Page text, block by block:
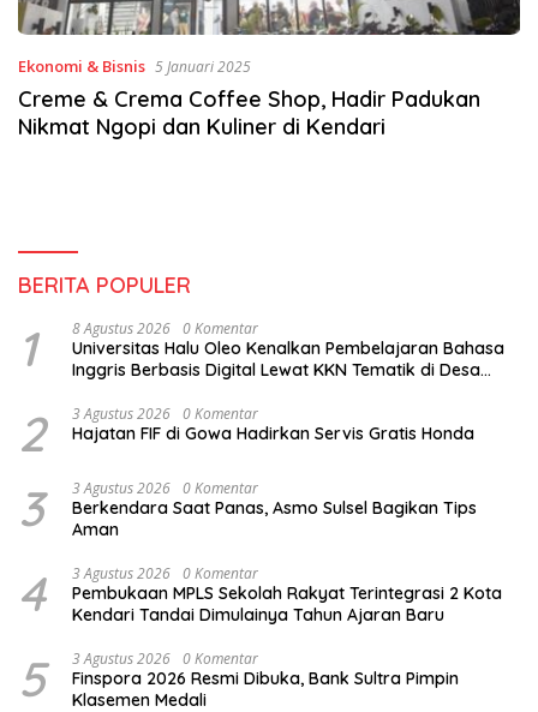
Ekonomi & Bisnis 5 Januari 2025
Creme & Crema Coffee Shop, Hadir Padukan
Nikmat Ngopi dan Kuliner di Kendari
BERITA POPULER
1 8 Agustus 2026 0 Komentar
Universitas Halu Oleo Kenalkan Pembelajaran Bahasa
Inggris Berbasis Digital Lewat KKN Tematik di Desa
2 3 Agustus 2026 0 Komentar
Hajatan FIF di Gowa Hadirkan Servis Gratis Honda
3 3 Agustus 2026 0 Komentar
Berkendara Saat Panas, Asmo Sulsel Bagikan Tips
Aman
4 3 Agustus 2026 0 Komentar
Pembukaan MPLS Sekolah Rakyat Terintegrasi 2 Kota
Kendari Tandai Dimulainya Tahun Ajaran Baru
5 3 Agustus 2026 0 Komentar
Finspora 2026 Resmi Dibuka, Bank Sultra Pimpin
Klasemen Medali